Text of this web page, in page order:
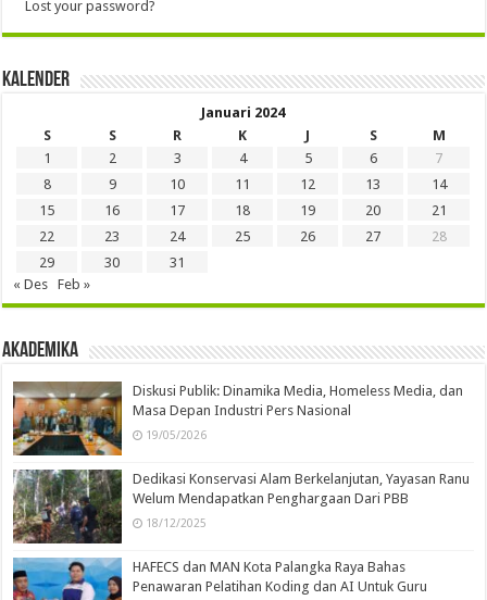
Lost your password?
Kalender
Januari 2024
S
S R K J S
M
1
2 3 4 5 6
7
8
9 10 11 12 13
14
15
16 17 18 19 20
21
22
23 24 25 26 27
28
29
30
31
« Des
Feb »
Akademika
Diskusi Publik: Dinamika Media, Homeless Media, dan
Masa Depan Industri Pers Nasional
19/05/2026
Dedikasi Konservasi Alam Berkelanjutan, Yayasan Ranu
Welum Mendapatkan Penghargaan Dari PBB
18/12/2025
HAFECS dan MAN Kota Palangka Raya Bahas
Penawaran Pelatihan Koding dan AI Untuk Guru